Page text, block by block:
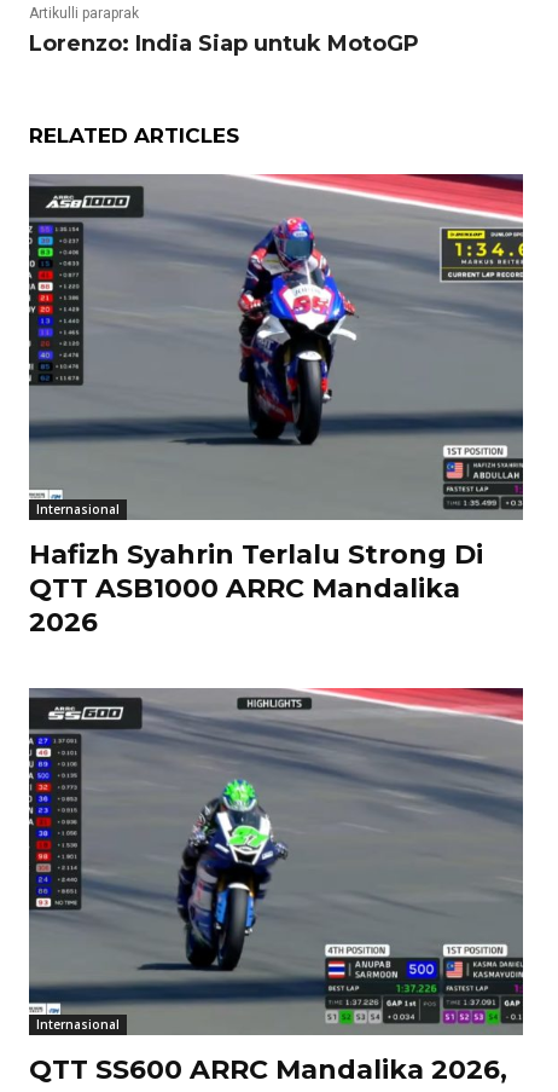
Artikulli paraprak
Lorenzo: India Siap untuk MotoGP
RELATED ARTICLES
Internasional
Hafizh Syahrin Terlalu Strong Di
QTT ASB1000 ARRC Mandalika
2026
Internasional
QTT SS600 ARRC Mandalika 2026,